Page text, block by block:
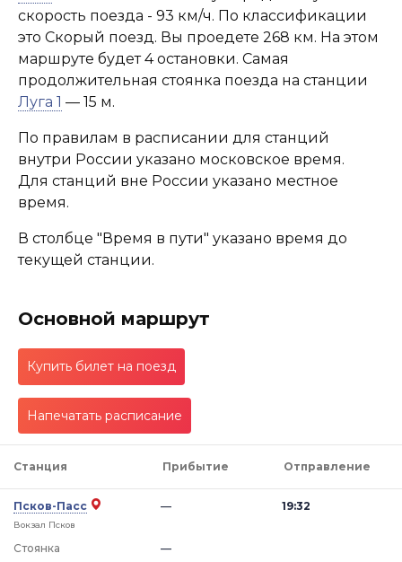
скорость поезда - 93 км/ч. По классификации
это Скорый поезд. Вы проедете 268 км. На этом
маршруте будет 4 остановки. Самая
продолжительная стоянка поезда на станции
Луга 1 — 15 м.
По правилам в расписании для станций
внутри России указано московское время.
Для станций вне России указано местное
время.
В столбце "Время в пути" указано время до
текущей станции.
Основной маршрут
Купить билет на поезд
Напечатать расписание
Станция Прибытие Отправление
Псков-Пасс
Вокзал Псков
—
Стоянка —
19:32